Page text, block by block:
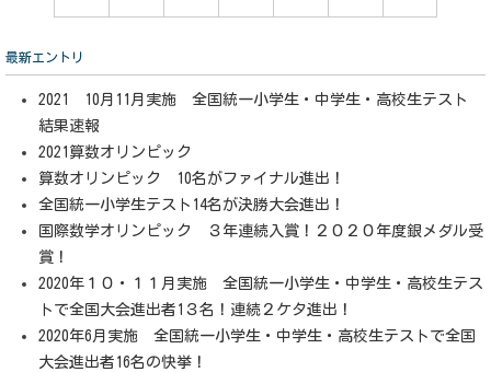
最新エントリ
2021 10月11月実施 全国統一小学生・中学生・高校生テスト
結果速報
2021算数オリンピック
算数オリンピック 10名がファイナル進出！
全国統一小学生テスト14名が決勝大会進出！
国際数学オリンピック ３年連続入賞！２０２０年度銀メダル受
賞！
2020年１０・１１月実施 全国統一小学生・中学生・高校生テス
トで全国大会進出者1３名！連続２ケタ進出！
2020年6月実施 全国統一小学生・中学生・高校生テストで全国
大会進出者16名の快挙！